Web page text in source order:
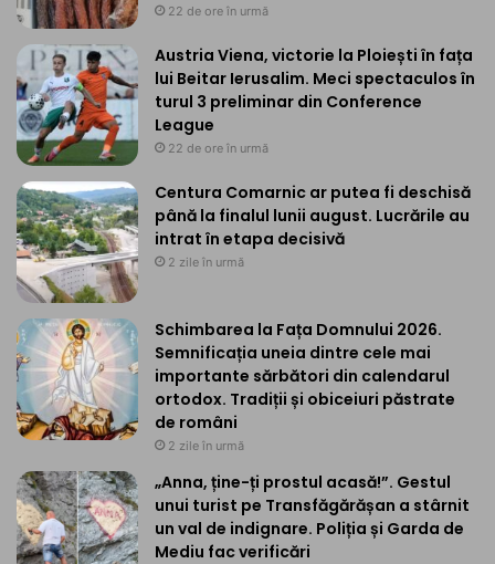
22 de ore în urmă
Austria Viena, victorie la Ploiești în fața
lui Beitar Ierusalim. Meci spectaculos în
turul 3 preliminar din Conference
League
22 de ore în urmă
Centura Comarnic ar putea fi deschisă
până la finalul lunii august. Lucrările au
intrat în etapa decisivă
2 zile în urmă
Schimbarea la Fața Domnului 2026.
Semnificația uneia dintre cele mai
importante sărbători din calendarul
ortodox. Tradiții și obiceiuri păstrate
de români
2 zile în urmă
„Anna, ține-ți prostul acasă!”. Gestul
unui turist pe Transfăgărășan a stârnit
un val de indignare. Poliția și Garda de
Mediu fac verificări